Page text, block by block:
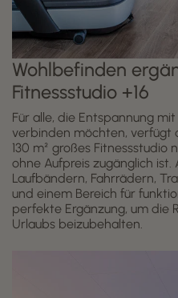
Wohlbefinden
Fitnessstudio +16
Für alle, die Entspannung
verbinden möchten, verfügt
130 m² großes Fitnessstudio
ohne Aufpreis zugänglich
Laufbändern, Fahrrädern,
und einem Bereich für
perfekte Ergänzung, um die
Urlaubs beizubehalten.